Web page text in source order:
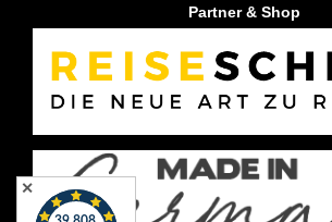
Partner & Shop
✕